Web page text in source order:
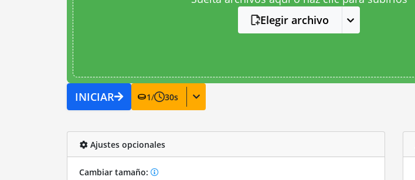
Elegir archivo
INICIAR 1/ 30s
Ajustes opcionales
Cambiar tamaño: